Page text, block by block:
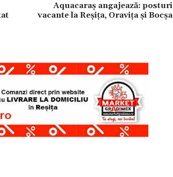
Aquacaraș angajează: posturi
vacante la Reșița, Oravița și Bocșa